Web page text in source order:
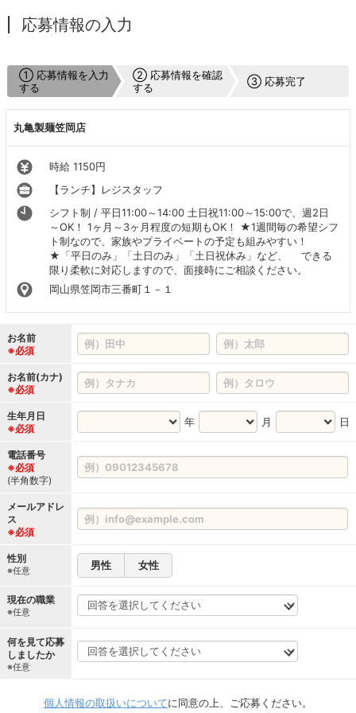
応募情報の入力
① 応募情報を入力
する
② 応募情報を確認
する
③ 応募完了
丸亀製麺笠岡店
時給 1150円
【ランチ】レジスタッフ
シフト制 / 平日11:00～14:00 土日祝11:00～15:00で、週2日
～OK！ 1ヶ月～3ヶ月程度の短期もOK！ ★1週間毎の希望シフ
ト制なので、家族やプライベートの予定も組みやすい！
★「平日のみ」「土日のみ」「土日祝休み」など、 できる
限り柔軟に対応しますので、面接時にご相談ください。
岡山県笠岡市三番町１－１
お名前
※必須
お名前(カナ)
※必須
生年月日
※必須
年 月 日
電話番号
※必須
(半角数字)
メールアドレ
ス
※必須
性別
※任意 男性 女性
現在の職業
※任意
何を見て応募
しましたか
※任意
個人情報の取扱いについてに同意の上、ご応募ください。